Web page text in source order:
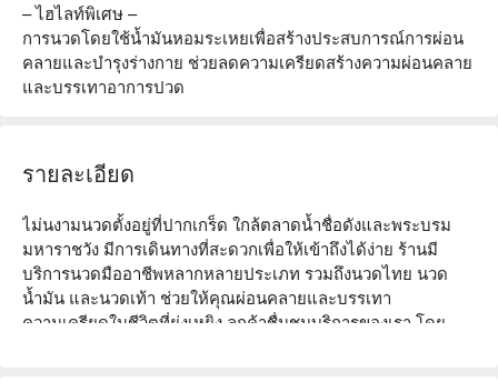
– ไฮไลท์พิเศษ –
การนวดโดยใช้น้ำมันหอมระเหยเพื่อสร้างประสบการณ์การผ่อน
คลายและบำรุงร่างกาย ช่วยลดความเครียดสร้างความผ่อนคลาย
และบรรเทาอาการปวด
รายละเอียด
ไม่นงามนวดตั้งอยู่ที่ปากเกร็ด ใกล้ตลาดน้ำชื่อดังและพระบรม
มหาราชวัง มีการเดินทางที่สะดวกเพื่อให้เข้าถึงได้ง่าย ร้านมี
บริการนวดมืออาชีพหลากหลายประเภท รวมถึงนวดไทย นวด
น้ำมัน และนวดเท้า ช่วยให้คุณผ่อนคลายและบรรเทา
ความเครียดในชีวิตที่ยุ่งเหยิง ลูกค้าชื่นชมบริการของเรา โดย